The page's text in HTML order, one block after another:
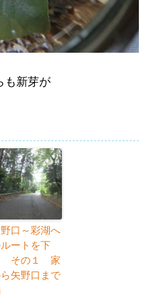
も新芽が
口～彩湖へ
ートを下
その１ 家
矢野口まで